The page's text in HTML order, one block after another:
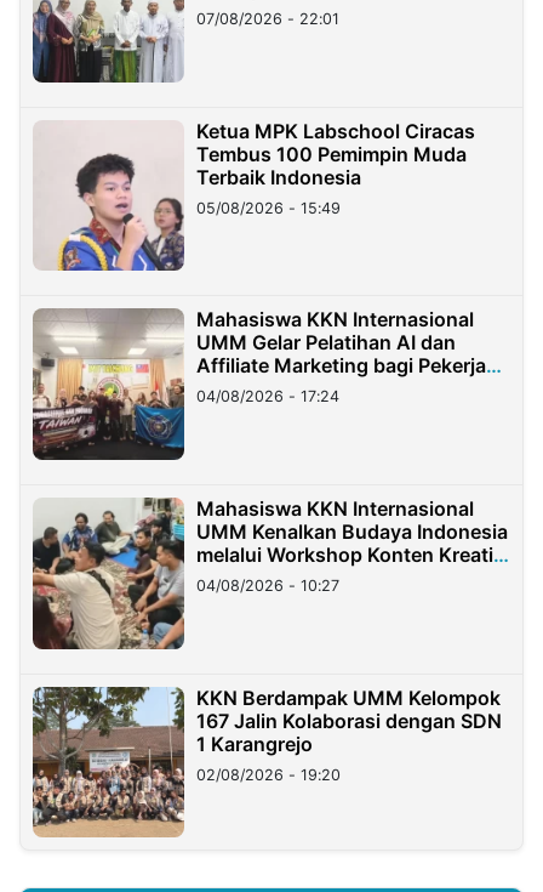
07/08/2026 - 22:01
Ketua MPK Labschool Ciracas
Tembus 100 Pemimpin Muda
Terbaik Indonesia
05/08/2026 - 15:49
Mahasiswa KKN Internasional
UMM Gelar Pelatihan AI dan
Affiliate Marketing bagi Pekerja
Migran Indonesia di Taiwan
04/08/2026 - 17:24
Mahasiswa KKN Internasional
UMM Kenalkan Budaya Indonesia
melalui Workshop Konten Kreatif
di Taiwan
04/08/2026 - 10:27
KKN Berdampak UMM Kelompok
167 Jalin Kolaborasi dengan SDN
1 Karangrejo
02/08/2026 - 19:20